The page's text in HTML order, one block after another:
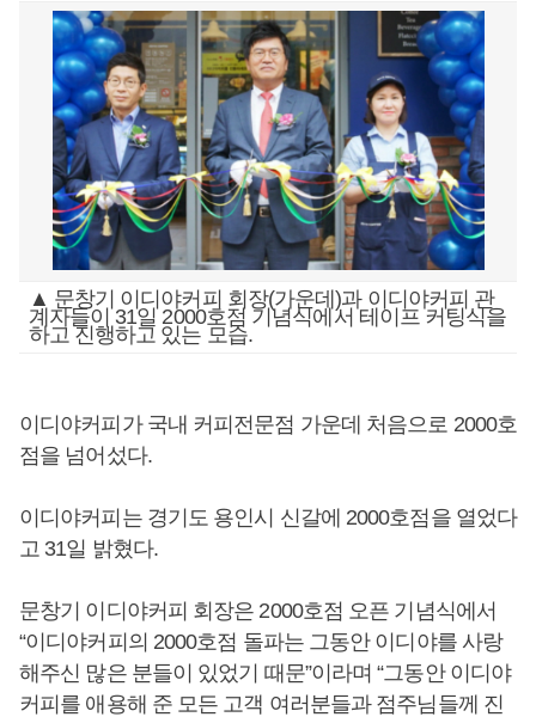
▲ 문창기 이디야커피 회장(가운데)과 이디야커피 관
계자들이 31일 2000호점 기념식에서 테이프 커팅식을
하고 진행하고 있는 모습.
이디야커피가 국내 커피전문점 가운데 처음으로 2000호
점을 넘어섰다.
이디야커피는 경기도 용인시 신갈에 2000호점을 열었다
고 31일 밝혔다.
문창기 이디야커피 회장은 2000호점 오픈 기념식에서
“이디야커피의 2000호점 돌파는 그동안 이디야를 사랑
해주신 많은 분들이 있었기 때문”이라며 “그동안 이디야
커피를 애용해 준 모든 고객 여러분들과 점주님들께 진